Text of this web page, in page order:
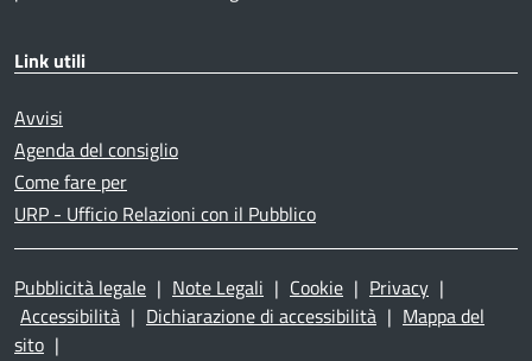
Link utili
Avvisi
Agenda del consiglio
Come fare per
URP - Ufficio Relazioni con il Pubblico
Pubblicità legale | Note Legali | Cookie | Privacy |
Accessibilità | Dichiarazione di accessibilità | Mappa del
sito |